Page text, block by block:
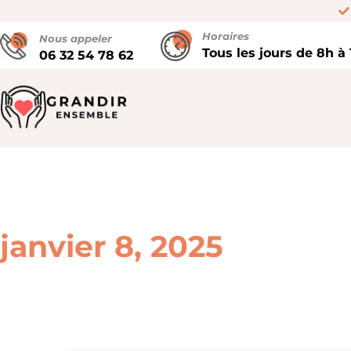
Nous appeler
06 32 54 78 62
Horaires
Tous les jours de 8h à
janvier 8, 2025